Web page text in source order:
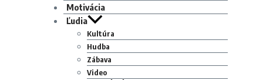
Motivácia
Ľudia
Kultúra
Hudba
Zábava
Video